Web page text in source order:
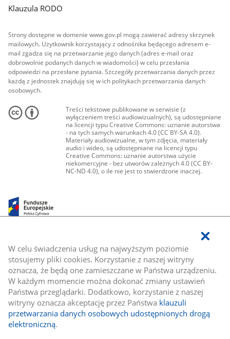
W celu świadczenia usług na najwyższym poziomie
stosujemy pliki cookies. Korzystanie z naszej witryny
oznacza, że będą one zamieszczane w Państwa urządzeniu.
W każdym momencie można dokonać zmiany ustawień
Państwa przeglądarki. Dodatkowo, korzystanie z naszej
witryny oznacza akceptację przez Państwa klauzuli
przetwarzania danych osobowych udostępnionych drogą
elektroniczną.
Klauzula RODO
Strony dostępne w domenie www.gov.pl mogą zawierać adresy skrzynek
mailowych. Użytkownik korzystający z odnośnika będącego adresem e-
mail zgadza się na przetwarzanie jego danych (adres e-mail oraz
dobrowolnie podanych danych w wiadomości) w celu przesłania
odpowiedzi na przesłane pytania. Szczegóły przetwarzania danych przez
każdą z jednostek znajdują się w ich politykach przetwarzania danych
osobowych.
Treści tekstowe publikowane w serwisie (z
wyłączeniem treści audiowizualnych), są udostępniane
na licencji typu Creative Commons: uznanie autorstwa
- na tych samych warunkach 4.0 (CC BY-SA 4.0).
Materiały audiowizualne, w tym zdjęcia, materiały
audio i wideo, są udostępniane na licencji typu
Creative Commons: uznanie autorstwa użycie
niekomercyjne - bez utworów zależnych 4.0 (CC BY-
NC-ND 4.0), o ile nie jest to stwierdzone inaczej.